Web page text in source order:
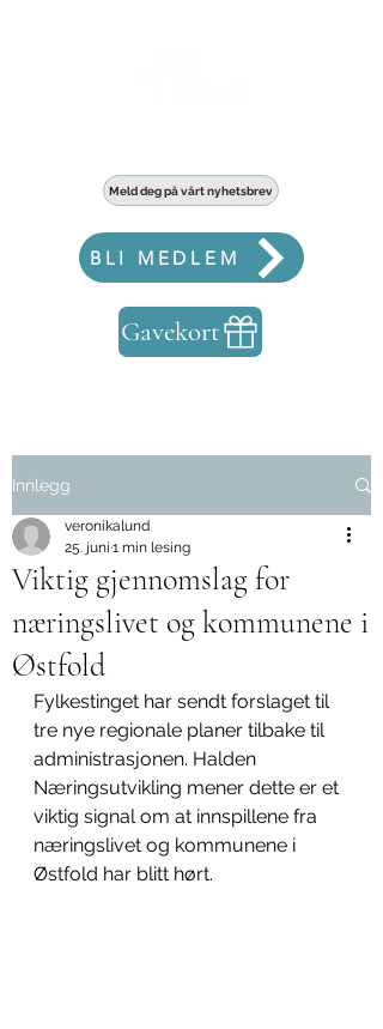
Meld deg på vårt nyhetsbrev
BLI MEDLEM
Gavekort
Innlegg
Viktig gjennomslag for
næringslivet og kommunene i
Østfold
veronikalund
25. juni 1 min lesing
Fylkestinget har sendt forslaget til
tre nye regionale planer tilbake til
administrasjonen. Halden
Næringsutvikling mener dette er et
viktig signal om at innspillene fra
næringslivet og kommunene i
Østfold har blitt hørt.